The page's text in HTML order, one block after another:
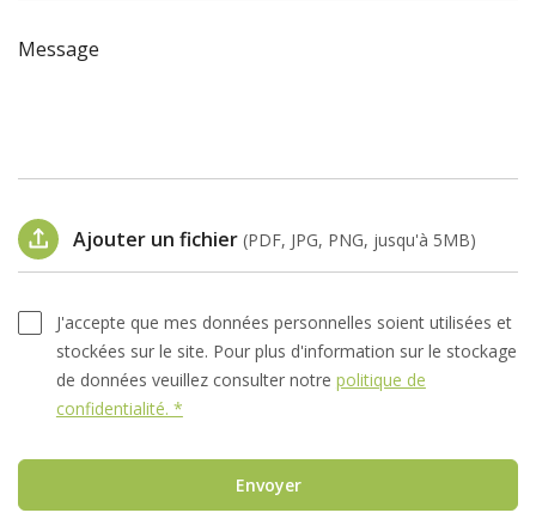
Message
Ajouter un fichier (PDF, JPG, PNG, jusqu'à 5MB)
J'accepte que mes données personnelles soient utilisées et
stockées sur le site. Pour plus d'information sur le stockage
de données veuillez consulter notre politique de
confidentialité. *
Envoyer